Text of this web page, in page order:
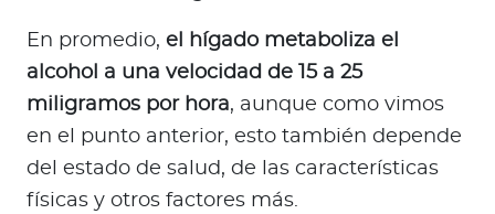
En promedio, el hígado metaboliza el
alcohol a una velocidad de 15 a 25
miligramos por hora, aunque como vimos
en el punto anterior, esto también depende
del estado de salud, de las características
físicas y otros factores más.